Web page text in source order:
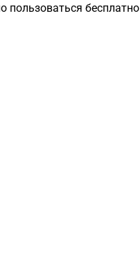
пользоваться бесплатно